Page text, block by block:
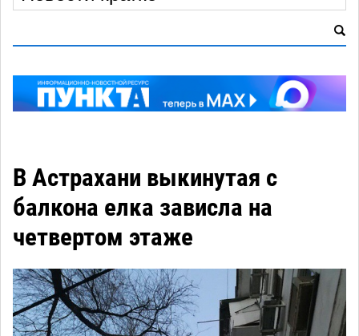
В Астрахани выкинутая с
балкона елка зависла на
четвертом этаже